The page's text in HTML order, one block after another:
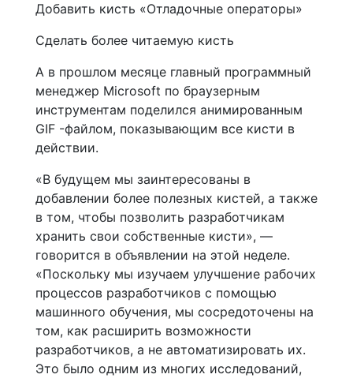
Добавить кисть «Отладочные операторы»
Сделать более читаемую кисть
А в прошлом месяце главный программный
менеджер Microsoft по браузерным
инструментам поделился анимированным
GIF -файлом, показывающим все кисти в
действии.
«В будущем мы заинтересованы в
добавлении более полезных кистей, а также
в том, чтобы позволить разработчикам
хранить свои собственные кисти», —
говорится в объявлении на этой неделе.
«Поскольку мы изучаем улучшение рабочих
процессов разработчиков с помощью
машинного обучения, мы сосредоточены на
том, как расширить возможности
разработчиков, а не автоматизировать их.
Это было одним из многих исследований,